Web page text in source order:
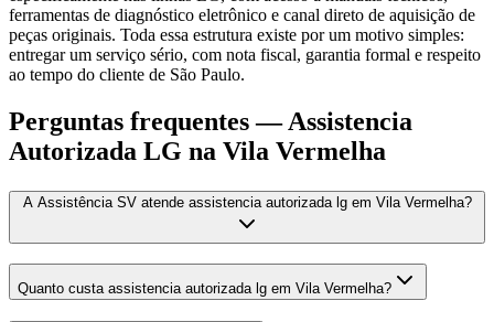
ferramentas de diagnóstico eletrônico e canal direto de aquisição de
peças originais. Toda essa estrutura existe por um motivo simples:
entregar um serviço sério, com nota fiscal, garantia formal e respeito
ao tempo do cliente de São Paulo.
Perguntas frequentes —Assistencia
Autorizada LG na Vila Vermelha
A Assistência SV atende assistencia autorizada lg em Vila Vermelha?
Quanto custa assistencia autorizada lg em Vila Vermelha?